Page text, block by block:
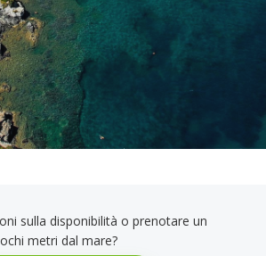
sulla disponibilità o prenotare un
metri dal mare?